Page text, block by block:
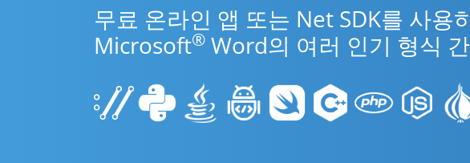
무료 온라인 앱 또는 Net SDK를 사용
Microsoft® Word의 여러 인기 형식